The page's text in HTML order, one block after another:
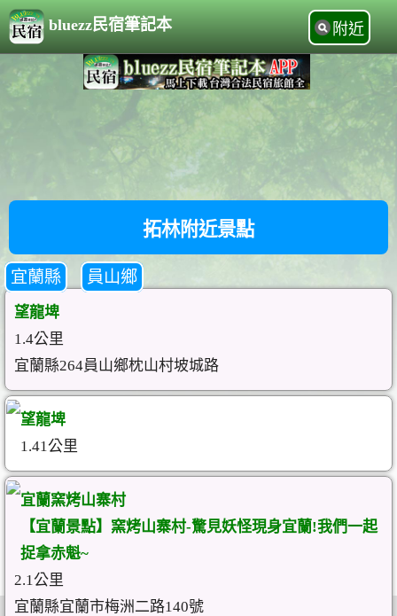
bluezz民宿筆記本 附近
拓林附近景點
宜蘭縣 員山鄉
望龍埤
1.4公里
宜蘭縣264員山鄉枕山村坡城路
望龍埤
1.41公里
宜蘭窯烤山寨村
【宜蘭景點】窯烤山寨村-驚見妖怪現身宜蘭!我們一起
捉拿赤魁~
2.1公里
宜蘭縣宜蘭市梅洲二路140號